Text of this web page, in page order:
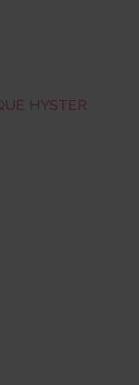
HYSTER